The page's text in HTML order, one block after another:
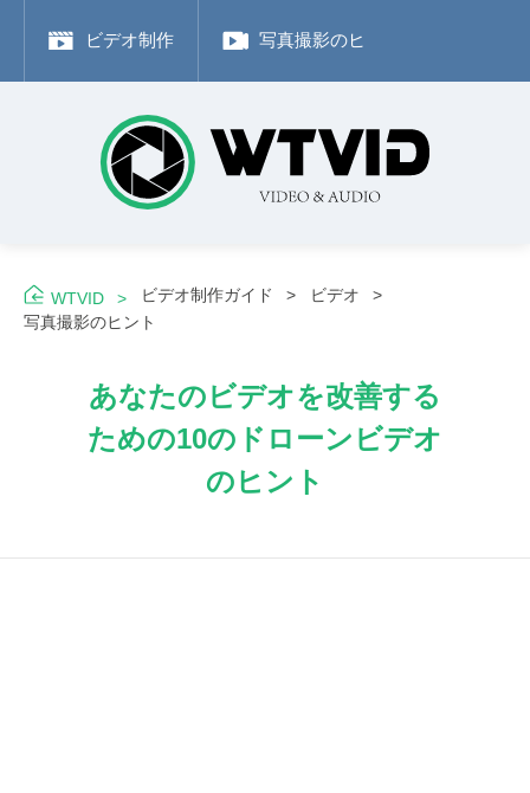
ビデオ制作 写真撮影のヒント
WTVID ビデオ制作ガイド
ビデオ
写真撮影のヒント
あなたのビデオを改善する
ための10のドローンビデオ
のヒント